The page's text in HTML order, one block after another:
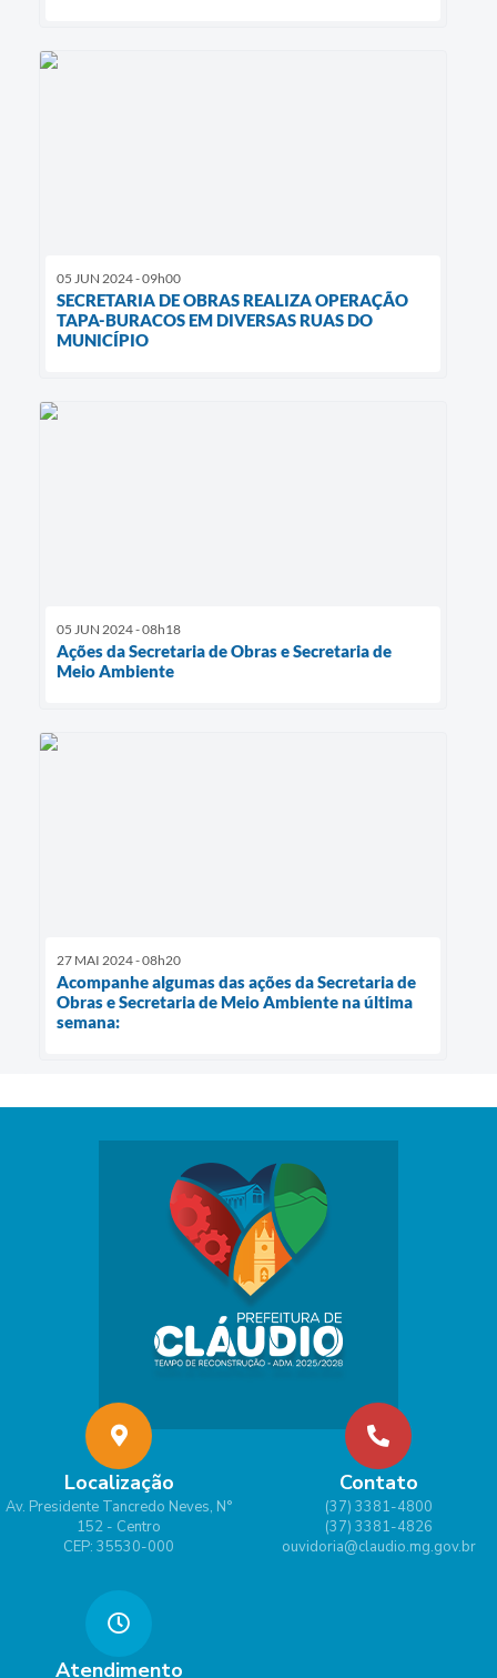
05 JUN 2024 - 09h00
SECRETARIA DE OBRAS REALIZA OPERAÇÃO
TAPA-BURACOS EM DIVERSAS RUAS DO
MUNICÍPIO
05 JUN 2024 - 08h18
Ações da Secretaria de Obras e Secretaria de
Meio Ambiente
27 MAI 2024 - 08h20
Acompanhe algumas das ações da Secretaria de
Obras e Secretaria de Meio Ambiente na última
semana:
Localização
Av. Presidente Tancredo Neves, N°
152 - Centro
CEP: 35530-000
Contato
(37) 3381-4800
(37) 3381-4826
ouvidoria@claudio.mg.gov.br
Atendimento